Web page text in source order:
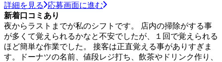
詳細を見る
応募画面に進む
新着口コミあり
夜からラストまでが私のシフトです。 店内の掃除がする事
が多くて覚えられるかなと不安でしたが、１回で覚えられる
ほど簡単な作業でした。 接客は正直覚える事がありすぎま
す。ドーナツの名前、値段レジ打ち、飲茶やドリンク作り、